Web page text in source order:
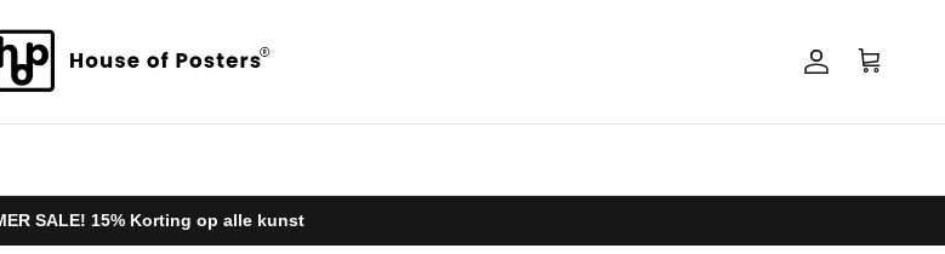
AccountWinkelwagen
SALE! 15% Korting op alle kunst